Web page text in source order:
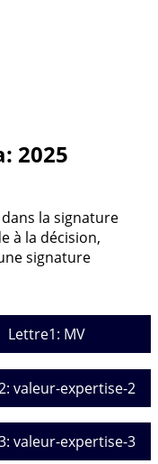
2025
la signature
à la décision,
signature
Lettre1: MV
valeur-expertise-2
valeur-expertise-3